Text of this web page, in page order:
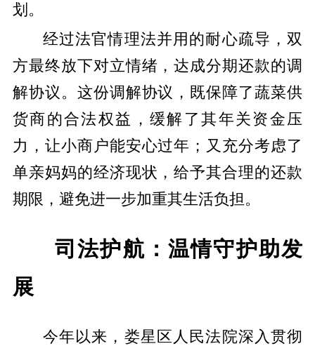
划。
经过法官情理法并用的耐心疏导，双
方最终放下对立情绪，达成分期还款的调
解协议。这份调解协议，既保障了蔬菜供
货商的合法权益，缓解了其年关资金压
力，让小商户能安心过年；又充分考虑了
单亲妈妈的经济现状，给予其合理的还款
期限，避免进一步加重其生活负担。
司法护航：温情守护助发
展
今年以来，娄星区人民法院深入贯彻